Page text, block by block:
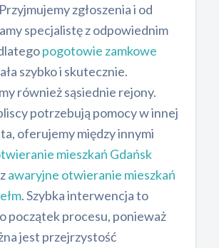
zgłoszenia i od
specjalistę z odpowiednim
pogotowie zamkowe
szybko i skutecznie.
również sąsiednie rejony.
potrzebują pomocy w innej
oferujemy między innymi
mieszkań Gdańsk
awaryjne otwieranie mieszkań
. Szybka interwencja to
początek procesu, ponieważ
jest przejrzystość